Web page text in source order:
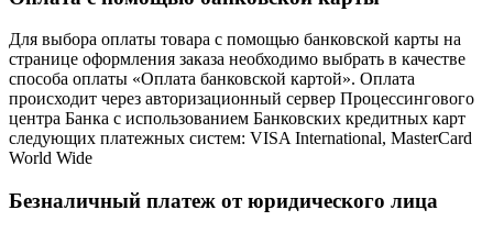
Для выбора оплаты товара с помощью банковской карты на
странице оформления заказа необходимо выбрать в качестве
способа оплаты «Оплата банковской картой». Оплата
происходит через авторизационный сервер Процессингового
центра Банка с использованием Банковских кредитных карт
следующих платежных систем: VISA International, MasterCard
World Wide
Безналичный платеж от юридического лица